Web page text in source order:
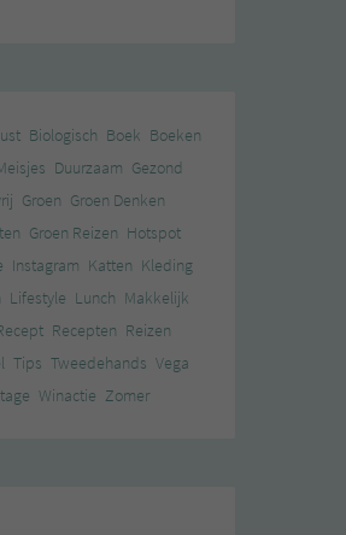
Biologisch Boek Boeken
Duurzaam Gezond
Groen Groen Denken
Groen Reizen Hotspot
Instagram Katten Kleding
Lifestyle Lunch Makkelijk
Recepten Reizen
Tips Tweedehands Vega
Winactie Zomer